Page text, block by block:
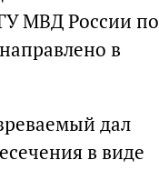
МВД России по
в
дал
в виде